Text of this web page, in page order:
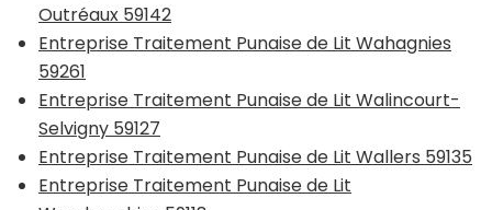
Outréaux 59142
Entreprise Traitement Punaise de Lit Wahagnies
59261
Entreprise Traitement Punaise de Lit Walincourt-
Selvigny 59127
Entreprise Traitement Punaise de Lit Wallers 59135
Entreprise Traitement Punaise de Lit